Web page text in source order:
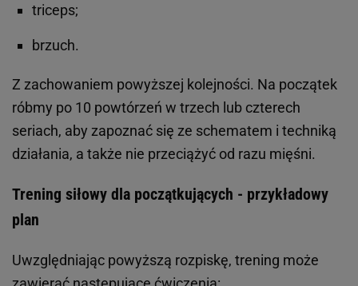
triceps;
brzuch.
Z zachowaniem powyższej kolejności. Na początek
róbmy po 10 powtórzeń w trzech lub czterech
seriach, aby zapoznać się ze schematem i techniką
działania, a także nie przeciążyć od razu mięśni.
Trening siłowy dla początkujących - przykładowy
plan
Uwzględniając powyższą rozpiskę, trening może